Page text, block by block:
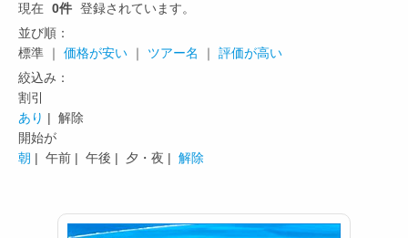
現在 0件 登録されています。
並び順：
標準 ｜ 価格が安い ｜ ツアー名 ｜ 評価が高い
絞込み：
割引
あり | 解除
開始が
朝 | 午前 | 午後 | 夕・夜 | 解除